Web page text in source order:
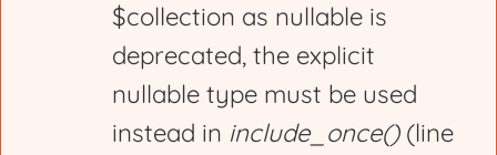
$collection as nullable is
deprecated, the explicit
nullable type must be used
instead in include_once()(line